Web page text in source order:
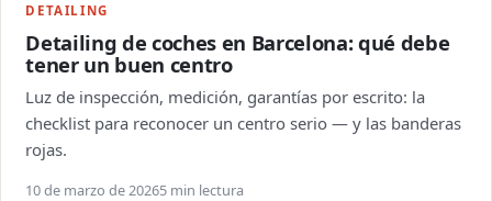
DETAILING
Detailing de coches en Barcelona: qué debe
tener un buen centro
Luz de inspección, medición, garantías por escrito: la
checklist para reconocer un centro serio — y las banderas
rojas.
10 de marzo de 20265 min lectura